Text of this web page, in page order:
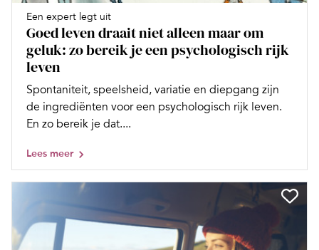
Een expert legt uit
Goed leven draait niet alleen maar om
geluk: zo bereik je een psychologisch rijk
leven
Spontaniteit, speelsheid, variatie en diepgang zijn
de ingrediënten voor een psychologisch rijk leven.
En zo bereik je dat....
Lees meer